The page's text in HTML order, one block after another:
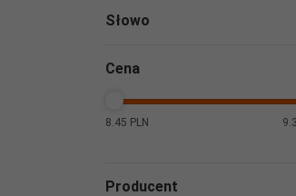
Słowo
Cena
8.45 PLN
Producent